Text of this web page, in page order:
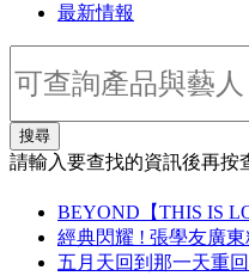
最新情報
搜尋
請輸入要查找的資訊後再按
BEYOND【THIS IS
經典閃耀 ! 張學友廣
五月天回到那一天重